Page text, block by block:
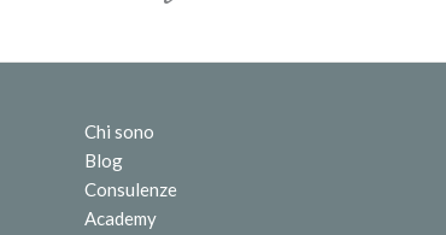
Chi sono
Blog
Consulenze
Academy